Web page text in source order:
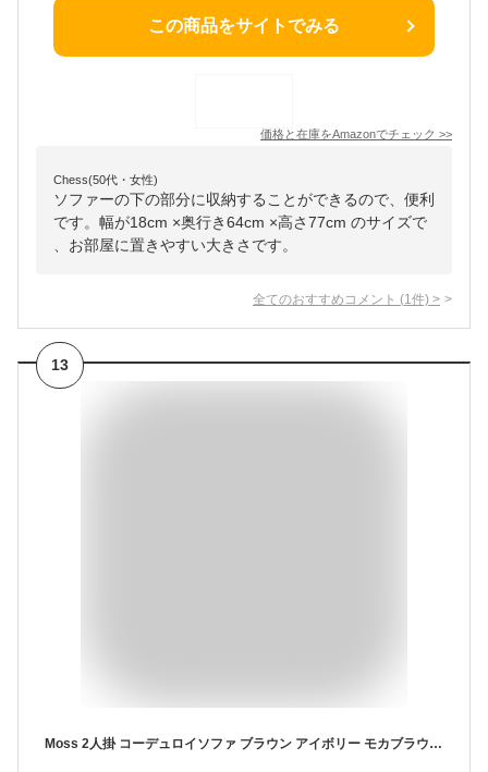
この商品をサイトでみる
価格と在庫をAmazonでチェック >>
Chess(50代・女性)
ソファーの下の部分に収納することができるので、便利
です。幅が18cm ×奥行き64cm ×高さ77cm のサイズで
、お部屋に置きやすい大きさです。
全てのおすすめコメント (1 件) >
13
Moss 2人掛 コーデュロイソファ ブラウン アイボリー モカブラウン ソファー 2人掛け 二人掛け 2人掛けソファー 2P ローソファ コンパクト ファブリック コーデュロイ 肘掛け 肘付き クッション フロアソファ I字型 天然木 北欧 おしゃれ